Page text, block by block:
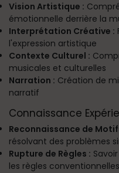
Vision Artistique :
émotionnelle derrière la
Interprétation Créative :
l'expression artistique
Contexte Culturel :
musicales et culturelles
Narration : Création de
narratif
Connaissance
Reconnaissance de
résolvant des problèmes
Rupture de Règles :
les règles conventionnelles